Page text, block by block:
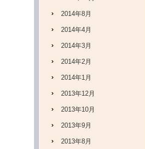
2014年8月
2014年4月
2014年3月
2014年2月
2014年1月
2013年12月
2013年10月
2013年9月
2013年8月